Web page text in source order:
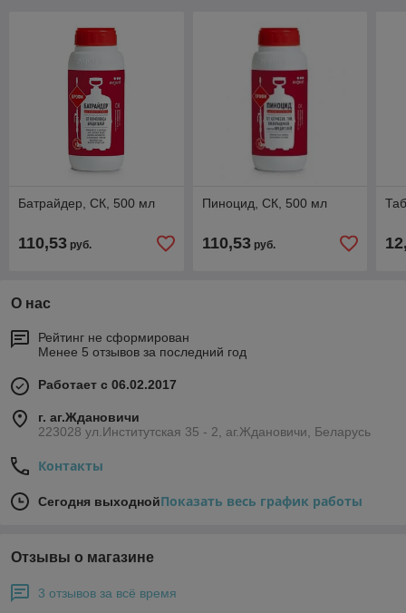
Батрайдер, СК, 500 мл
110,53 руб.
Пиноцид, СК, 500 мл
110,53руб.
О нас
Рейтинг не сформирован
Менее 5 отзывов за последний год
Работает с 06.02.2017
г. аг.Ждановичи
223028 ул.Институтская 35 - 2, аг.Ждановичи, Беларусь
Контакты
Сегодня выходнойПоказать весь график работы
Отзывы о магазине
3 отзывов за всё время